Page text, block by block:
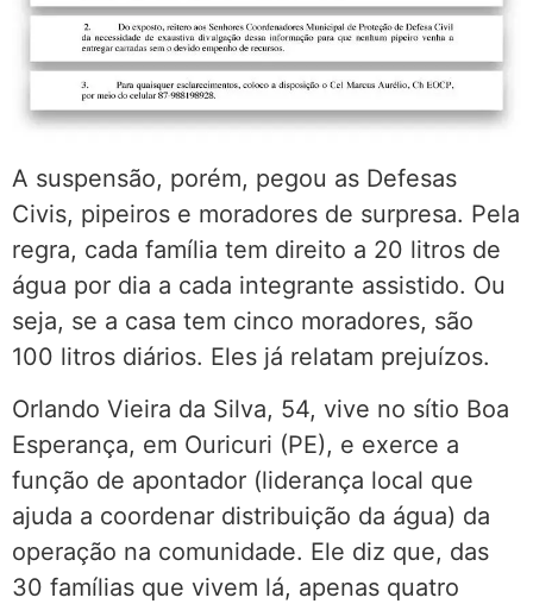
A suspensão, porém, pegou as Defesas
Civis, pipeiros e moradores de surpresa. Pela
regra, cada família tem direito a 20 litros de
água por dia a cada integrante assistido. Ou
seja, se a casa tem cinco moradores, são
100 litros diários. Eles já relatam prejuízos.
Orlando Vieira da Silva, 54, vive no sítio Boa
Esperança, em Ouricuri (PE), e exerce a
função de apontador (liderança local que
ajuda a coordenar distribuição da água) da
operação na comunidade. Ele diz que, das
30 famílias que vivem lá, apenas quatro